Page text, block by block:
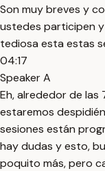
Son muy breves y
ustedes participen
tediosa esta estas
04:17
Speaker A
Eh, alrededor de las
estaremos
sesiones están
hay dudas y esto,
poquito más, pero